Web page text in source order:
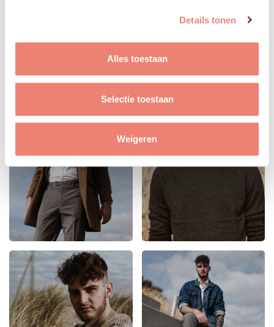
Details tonen
Alles toestaan
Selectie toestaan
Weigeren